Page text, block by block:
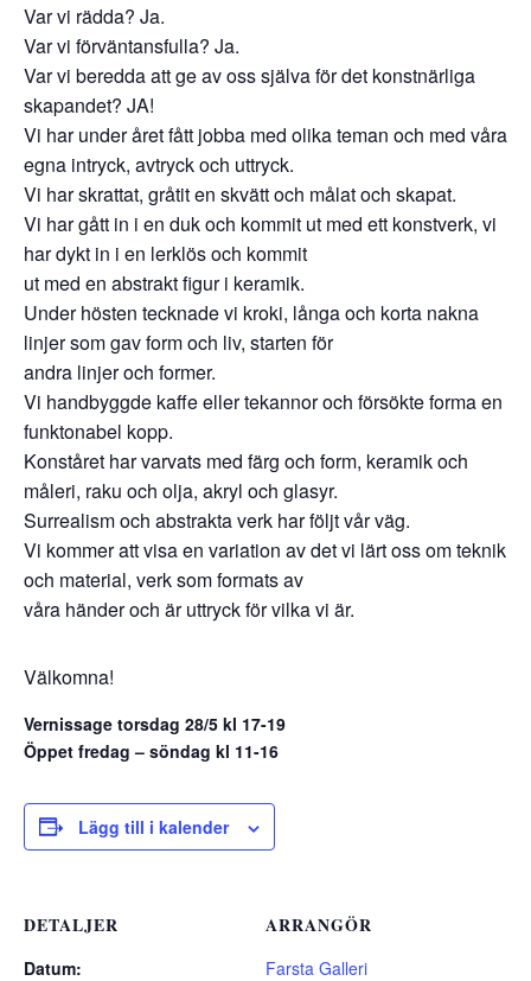
Var vi rädda? Ja.
Var vi förväntansfulla? Ja.
Var vi beredda att ge av oss själva för det konstnärliga
skapandet? JA!
Vi har under året fått jobba med olika teman och med våra
egna intryck, avtryck och uttryck.
Vi har skrattat, gråtit en skvätt och målat och skapat.
Vi har gått in i en duk och kommit ut med ett konstverk, vi
har dykt in i en lerklös och kommit
ut med en abstrakt figur i keramik.
Under hösten tecknade vi kroki, långa och korta nakna
linjer som gav form och liv, starten för
andra linjer och former.
Vi handbyggde kaffe eller tekannor och försökte forma en
funktonabel kopp.
Konståret har varvats med färg och form, keramik och
måleri, raku och olja, akryl och glasyr.
Surrealism och abstrakta verk har följt vår väg.
Vi kommer att visa en variation av det vi lärt oss om teknik
och material, verk som formats av
våra händer och är uttryck för vilka vi är.
Välkomna!
Vernissage torsdag 28/5 kl 17-19
Öppet fredag – söndag kl 11-16
Lägg till i kalender
DETALJER
Datum:
ARRANGÖR
Farsta Galleri